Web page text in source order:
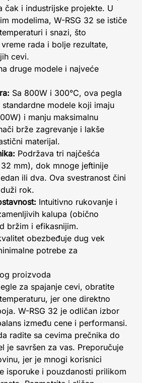
čak i industrijske projekte. U
modelima, W-RSG 32 se ističe
i snazi, što
rada i bolje rezultate,
cevi.
druge modele i najveće
Sa 800W i 300°C, ova pegla
standardne modele koji imaju
i manju maksimalnu
brže zagrevanje i lakše
materijal.
Podržava tri najčešća
mm), dok mnoge jeftinije
ili dva. Ova svestranost čini
rok.
Intuitivno rukovanje i
kalupa (obično
bržim i efikasnijim.
obezbeđuje dug vek
potrebe za
proizvoda
za spajanje cevi, obratite
jer one direktno
W-RSG 32 je odličan izbor
između cene i performansi.
radite sa cevima prečnika do
je savršen za vas. Preporučuje
jer je mnogi korisnici
isporuke i pouzdanosti prilikom